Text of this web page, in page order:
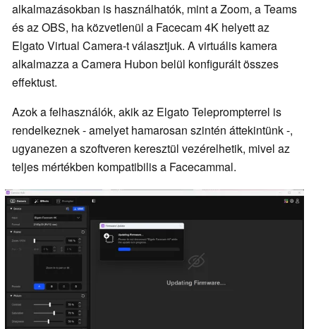
alkalmazásokban is használhatók, mint a Zoom, a Teams
és az OBS, ha közvetlenül a Facecam 4K helyett az
Elgato Virtual Camera-t választjuk. A virtuális kamera
alkalmazza a Camera Hubon belül konfigurált összes
effektust.
Azok a felhasználók, akik az Elgato Teleprompterrel is
rendelkeznek - amelyet hamarosan szintén áttekintünk -,
ugyanezen a szoftveren keresztül vezérelhetik, mivel az
teljes mértékben kompatibilis a Facecammal.